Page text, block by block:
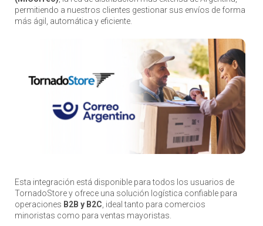
permitiendo a nuestros clientes gestionar sus envíos de forma
más ágil, automática y eficiente.
Esta integración está disponible para todos los usuarios de
TornadoStore y ofrece una solución logística confiable para
operaciones B2B y B2C, ideal tanto para comercios
minoristas como para ventas mayoristas.